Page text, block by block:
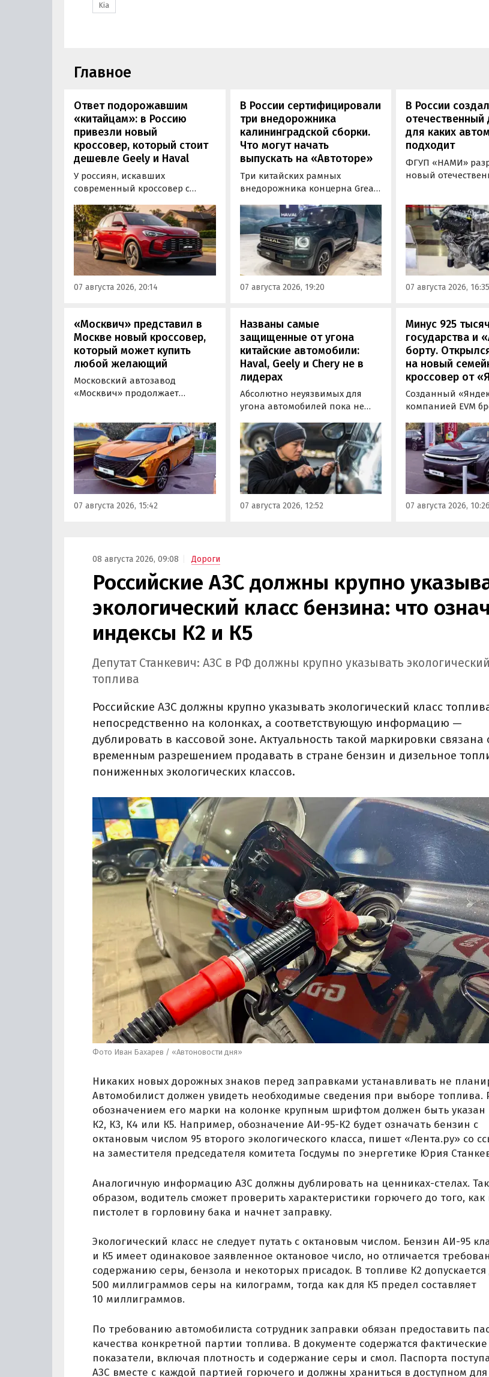
Kia
Главное
Ответ подорожавшим
«китайцам»: в Россию
привезли новый
кроссовер, который стоит
дешевле Geely и Haval
У россиян, искавших
современный кроссовер с
доступной цене, теперь есть
еще один вариант с китайского
рынка — MG ZS. В Китае он
стоит от 900 000 рублей по
текущему курсу, а в РФ с учетом
всех расходов за него нужно
отдать минимум 1 500 000
07 августа 2026, 20:14
В России сертифицировали
три внедорожника
калининградской сборки.
Что могут начать
выпускать на «Автоторе»
Три китайских рамных
внедорожника концерна Great
калининградском заводе
«Автотор». Речь о Haval H9,
Tank 400 и Tank 500, которые
успешно прошли
сертификацию и получили
Одобрения типа
транспортного средства (ОТТС).
07 августа 2026, 19:20
В России
отечественный
для каких
подходит
ФГУП «НАМИ»
новый
получивший
Корреспонденту
«Автоновостей
лично
новинкой на
«Иннопром» в
07 августа 2026, 16:35
«Москвич» представил в
Москве новый кроссовер,
который может купить
любой желающий
Московский автозавод
«Москвич» продолжает
которые сейчас растет. На днях
на автомобильном фестивале
«ПроДвижение» на ВДНХ в
Москве в числе прочих
моделей «Москвича» был
представлен семиместный
кроссовер М90.
07 августа 2026, 15:42
Названы самые
защищенные от угона
китайские автомобили:
Haval, Geely и Chery не в
лидерах
Абсолютно неуязвимых для
угона автомобилей пока не
могут доставить
злоумышленникам больше
всего сложностей. Из китайских
машин таковыми сегодня
являются модели Li и BYD,
сообщил в эфире радио РБК
учредитель федерального
07 августа 2026, 12:52
Минус 925
государства и
борту.
на новый
кроссовер от
Созданный
компанией EVM
на свою вторую
-
кроссовер UMO 8
приводом. Его
заказать в двух
5 915 000 рублей и
000 рублей без
07 августа 2026, 10:26
08 августа 2026, 09:08 Дороги
Российские АЗС должны крупно
экологический класс бензина: что
индексы К2 и К5
Депутат Станкевич: АЗС в РФ должны крупно указывать
топлива
Российские АЗС должны крупно указывать экологический класс
непосредственно на колонках, а соответствующую информацию —
дублировать в кассовой зоне. Актуальность такой маркировки связана
временным разрешением продавать в стране бензин и дизельное
пониженных экологических классов.
Фото Иван Бахарев / «Автоновости дня»
Никаких новых дорожных знаков перед заправками устанавливать не
Автомобилист должен увидеть необходимые сведения при выборе топлива.
обозначением его марки на колонке крупным шрифтом должен быть указан
К2, К3, К4 или К5. Например, обозначение АИ-95-К2 будет означать бензин с
октановым числом 95 второго экологического класса, пишет «Лента.ру» со
на заместителя председателя комитета Госдумы по энергетике Юрия
Аналогичную информацию АЗС должны дублировать на ценниках-стелах.
образом, водитель сможет проверить характеристики горючего до того, как
пистолет в горловину бака и начнет заправку.
Экологический класс не следует путать с октановым числом. Бензин АИ-95
и К5 имеет одинаковое заявленное октановое число, но отличается
содержанию серы, бензола и некоторых присадок. В топливе К2 допускается
500 миллиграммов серы на килограмм, тогда как для К5 предел составляет
10 миллиграммов.
По требованию автомобилиста сотрудник заправки обязан предоставить
качества конкретной партии топлива. В документе содержатся фактические
показатели, включая плотность и содержание серы и смол. Паспорта
АЗС вместе с каждой партией горючего и должны храниться в доступном для